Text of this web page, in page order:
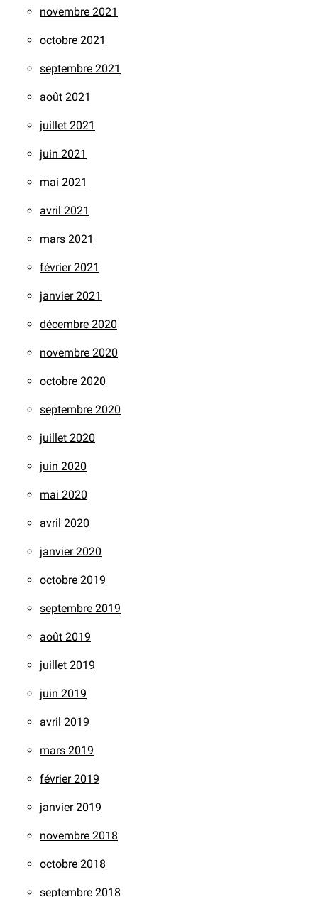
novembre 2021
octobre 2021
septembre 2021
août 2021
juillet 2021
juin 2021
mai 2021
avril 2021
mars 2021
février 2021
janvier 2021
décembre 2020
novembre 2020
octobre 2020
septembre 2020
juillet 2020
juin 2020
mai 2020
avril 2020
janvier 2020
octobre 2019
septembre 2019
août 2019
juillet 2019
juin 2019
avril 2019
mars 2019
février 2019
janvier 2019
novembre 2018
octobre 2018
septembre 2018